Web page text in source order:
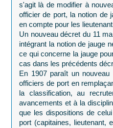
s'agit là de modifier à
officier de port, la notion de
en compte pour les
Un nouveau décret du 11
intégrant la notion de jauge
ce qui concerne la jauge
cas dans les précédents
En 1907 paraît un
officiers de port en
la classification, au
avancements et à la
que les dispositions de
port (capitaines, lieutenant,